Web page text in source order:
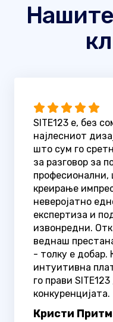
SITE123 е, без
најлесниот
што сум го
за разговор за
професионални,
креирање
неверојатно
експертиза и
извонредни.
веднаш
- толку е добар.
интуитивна
го прави
конкуренцијата.
Кристи